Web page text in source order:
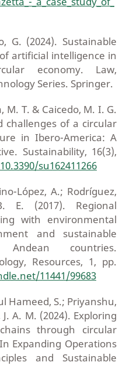
G. (2024). Sustainable
artificial intelligence in
economy. Law,
Series. Springer.
M. T. & Caicedo, M. I. G.
challenges of a circular
in Ibero-America: A
Sustainability, 16(3),
su162411266
López, A.; Rodríguez,
(2017). Regional
with environmental
and sustainable
countries.
Resources, 1, pp.
11441/99683
Hameed, S.; Priyanshu,
A. M. (2024). Exploring
through circular
Expanding Operations
and Sustainable